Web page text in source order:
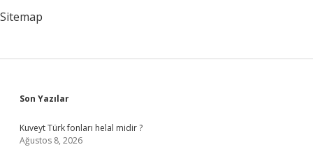
Sitemap
Sidebar
Son Yazılar
Kuveyt Türk fonları helal midir ?
Ağustos 8, 2026